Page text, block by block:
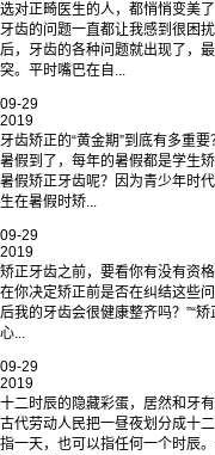
选对正畸医生的人，都悄悄变美了
牙齿的问题一直都让我感到很困
后，牙齿的各种问题就出现了，
突。平时嘴巴在自...
09-29
2019
牙齿矫正的“黄金期”到底有多重要
暑假到了，每年的暑假都是学生
暑假矫正牙齿呢？因为青少年时
生在暑假时矫...
09-29
2019
矫正牙齿之前，要看你有没有资
在你决定矫正前是否在纠结这些
后我的牙齿会很健康整齐吗？”“
心...
09-29
2019
十二时辰的隐藏彩蛋，居然和牙
古代劳动人民把一昼夜划分成十
指一天，也可以指任何一个时辰